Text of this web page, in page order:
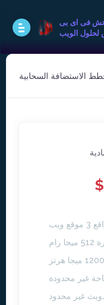
فى اى بى
لحلول الويب
الاستضافة السحابية
ويب
رام
غير محدودة
غير محدود